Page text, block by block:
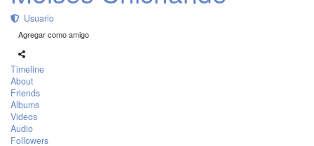
Usuario
Agregar como amigo
Timeline
About
Friends
Albums
Videos
Audio
Followers